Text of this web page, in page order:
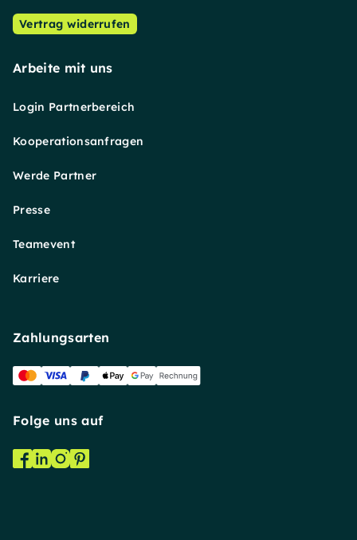
Vertrag widerrufen
Arbeite mit uns
Login Partnerbereich
Kooperationsanfragen
Werde Partner
Presse
Teamevent
Karriere
Zahlungsarten
Folge uns auf